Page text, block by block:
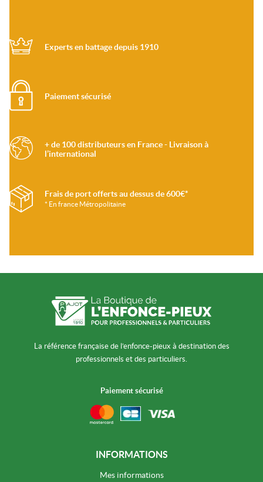
Experts en battage depuis 1910
Paiement sécurisé
+ de 100 distributeurs en France - Livraison à
l’international
Frais de port offerts au dessus de 600€*
* En france Métropolitaine
La référence française de l’enfonce-pieux à destination des
professionnels et des particuliers.
Paiement sécurisé
INFORMATIONS
Mes informations